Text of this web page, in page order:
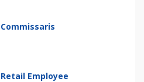
Commissaris
Retail Employee